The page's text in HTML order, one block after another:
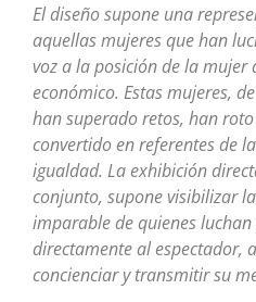
El diseño supone una
aquellas mujeres que han
voz a la posición de la
económico. Estas mujeres,
han superado retos, han
convertido en referentes de
igualdad. La exhibición
conjunto, supone visibilizar
imparable de quienes
directamente al espectador,
concienciar y transmitir su